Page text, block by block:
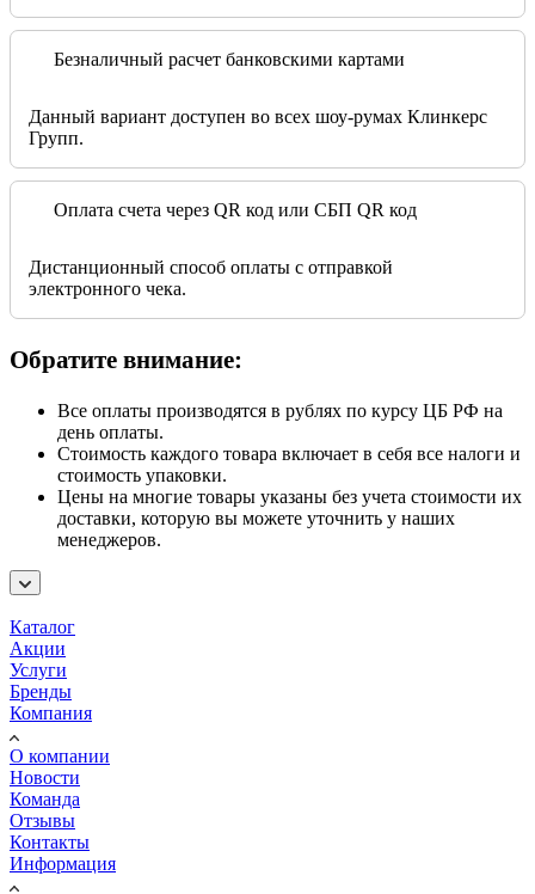
Безналичный расчет банковскими картами
Данный вариант доступен во всех шоу-румах Клинкерс
Групп.
Оплата счета через QR код или СБП QR код
Дистанционный способ оплаты с отправкой
электронного чека.
Обратите внимание:
Все оплаты производятся в рублях по курсу ЦБ РФ на
день оплаты.
Стоимость каждого товара включает в себя все налоги и
стоимость упаковки.
Цены на многие товары указаны без учета стоимости их
доставки, которую вы можете уточнить у наших
менеджеров.
Каталог
Акции
Услуги
Бренды
Компания
О компании
Новости
Команда
Отзывы
Контакты
Информация